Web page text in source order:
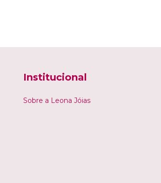
Institucional
Sobre a Leona Jóias